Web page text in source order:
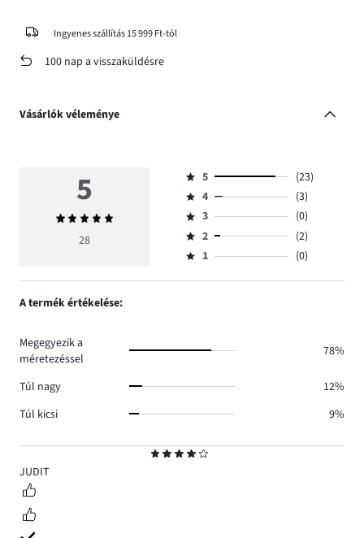
Ingyenes szállítás 15 999 Ft-tól
100 nap a visszaküldésre
Vásárlók véleménye
4
JUDIT
5
Átlagos
értékelés
28
Osztályzat
5,
szavazatok
száma
23.
5
(23)
Osztályzat
4,
szavazatok
száma
4
(3)
Osztályzat
3,
szavazatok
3
(0)
Osztályzat
2,
2
(2)
Osztályzat
1,
1 (0)
A termék értékelése:
Megegyezik a
méretezéssel
78%
Túl nagy
12%
Túl kicsi
9%